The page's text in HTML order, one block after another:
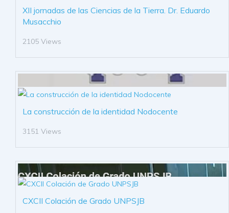
XII jornadas de las Ciencias de la Tierra. Dr. Eduardo
Musacchio
2105 Views
La construcción de la identidad Nodocente
3151 Views
CXCII Colación de Grado UNPSJB